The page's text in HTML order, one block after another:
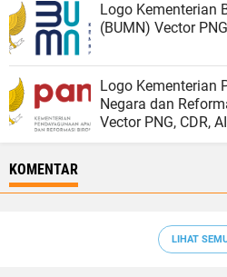
Logo Kementerian
(BUMN) Vector
Logo Kementerian
Negara dan
Vector PNG, CDR,
KOMENTAR
LIHAT